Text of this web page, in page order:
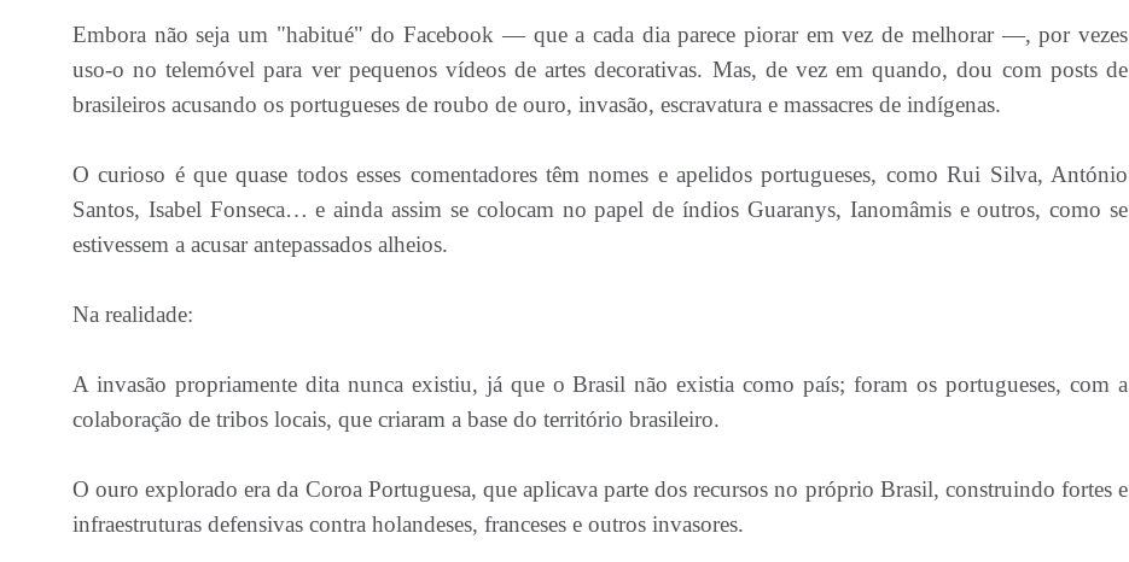
Embora não seja um "habitué" do Facebook — que a cada dia parece piorar em vez de melhorar —, por vezes
uso-o no telemóvel para ver pequenos vídeos de artes decorativas. Mas, de vez em quando, dou com posts de
brasileiros acusando os portugueses de roubo de ouro, invasão, escravatura e massacres de indígenas.
O curioso é que quase todos esses comentadores têm nomes e apelidos portugueses, como Rui Silva, António
Santos, Isabel Fonseca… e ainda assim se colocam no papel de índios Guaranys, Ianomâmis e outros, como se
estivessem a acusar antepassados alheios.
Na realidade:
A invasão propriamente dita nunca existiu, já que o Brasil não existia como país; foram os portugueses, com a
colaboração de tribos locais, que criaram a base do território brasileiro.
O ouro explorado era da Coroa Portuguesa, que aplicava parte dos recursos no próprio Brasil, construindo fortes e
infraestruturas defensivas contra holandeses, franceses e outros invasores.